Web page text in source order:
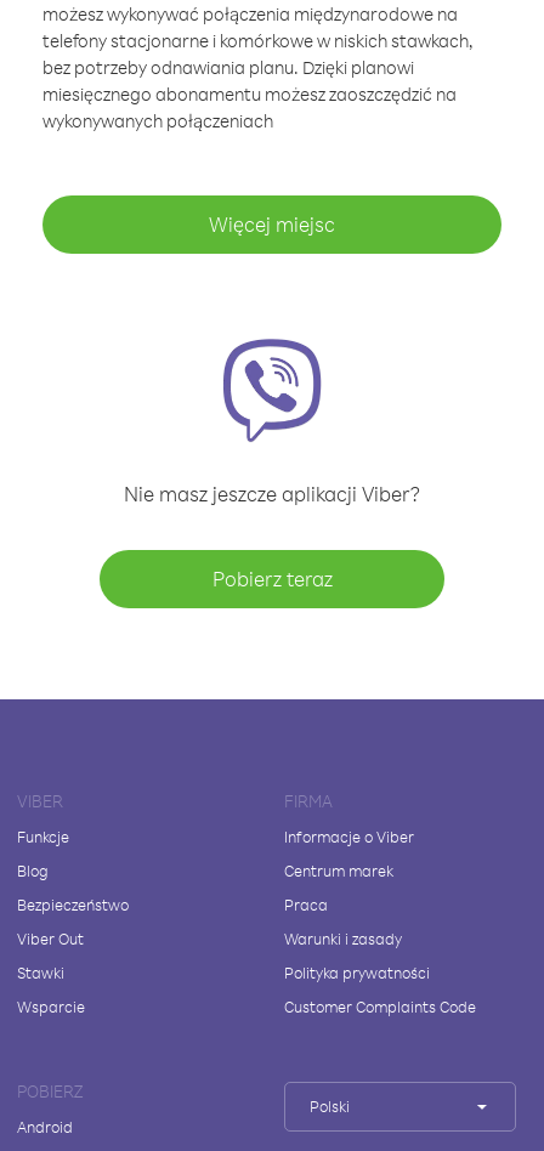
możesz wykonywać połączenia międzynarodowe na
telefony stacjonarne i komórkowe w niskich stawkach,
bez potrzeby odnawiania planu. Dzięki planowi
miesięcznego abonamentu możesz zaoszczędzić na
wykonywanych połączeniach
Więcej miejsc
Nie masz jeszcze aplikacji Viber?
Pobierz teraz
VIBER
Funkcje
Blog
Bezpieczeństwo
Viber Out
Stawki
Wsparcie
FIRMA
Informacje o Viber
Centrum marek
Praca
Warunki i zasady
Polityka prywatności
Customer Complaints Code
POBIERZ
Android
Polski